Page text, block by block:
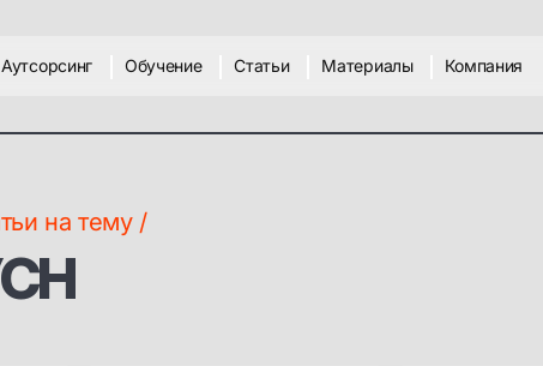
Аутсорсинг Обучение Статьи Материалы Компания
на тему /